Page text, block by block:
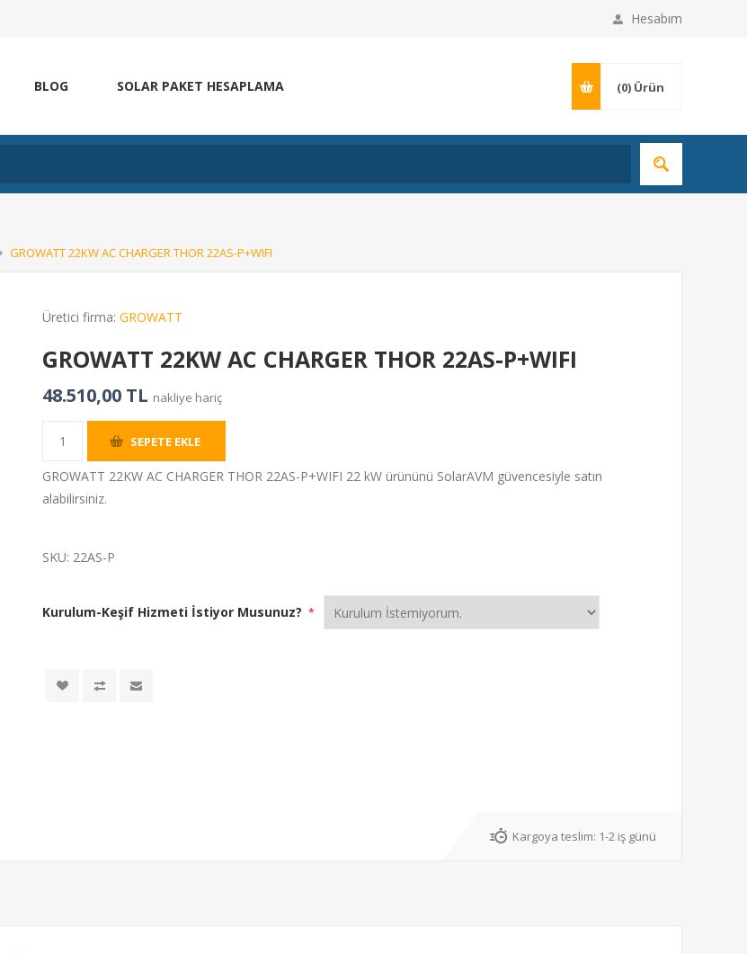
Hesabım
BLOG SOLAR PAKET HESAPLAMA (0) Ürün
GROWATT 22KW AC CHARGER THOR 22AS-P+WIFI
Üretici firma: GROWATT
GROWATT 22KW AC CHARGER THOR 22AS-P+WIFI
48.510,00 TL nakliye hariç
SEPETE EKLE
GROWATT 22KW AC CHARGER THOR 22AS-P+WIFI 22 kW ürününü SolarAVM güvencesiyle satın
alabilirsiniz.
SKU: 22AS-P
Kurulum-Keşif Hizmeti İstiyor Musunuz? *
Kargoya teslim: 1-2 iş günü